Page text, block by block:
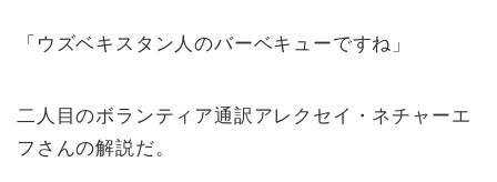
「ウズベキスタン人のバーベキューですね」
二人目のボランティア通訳アレクセイ・ネチャーエ
フさんの解説だ。